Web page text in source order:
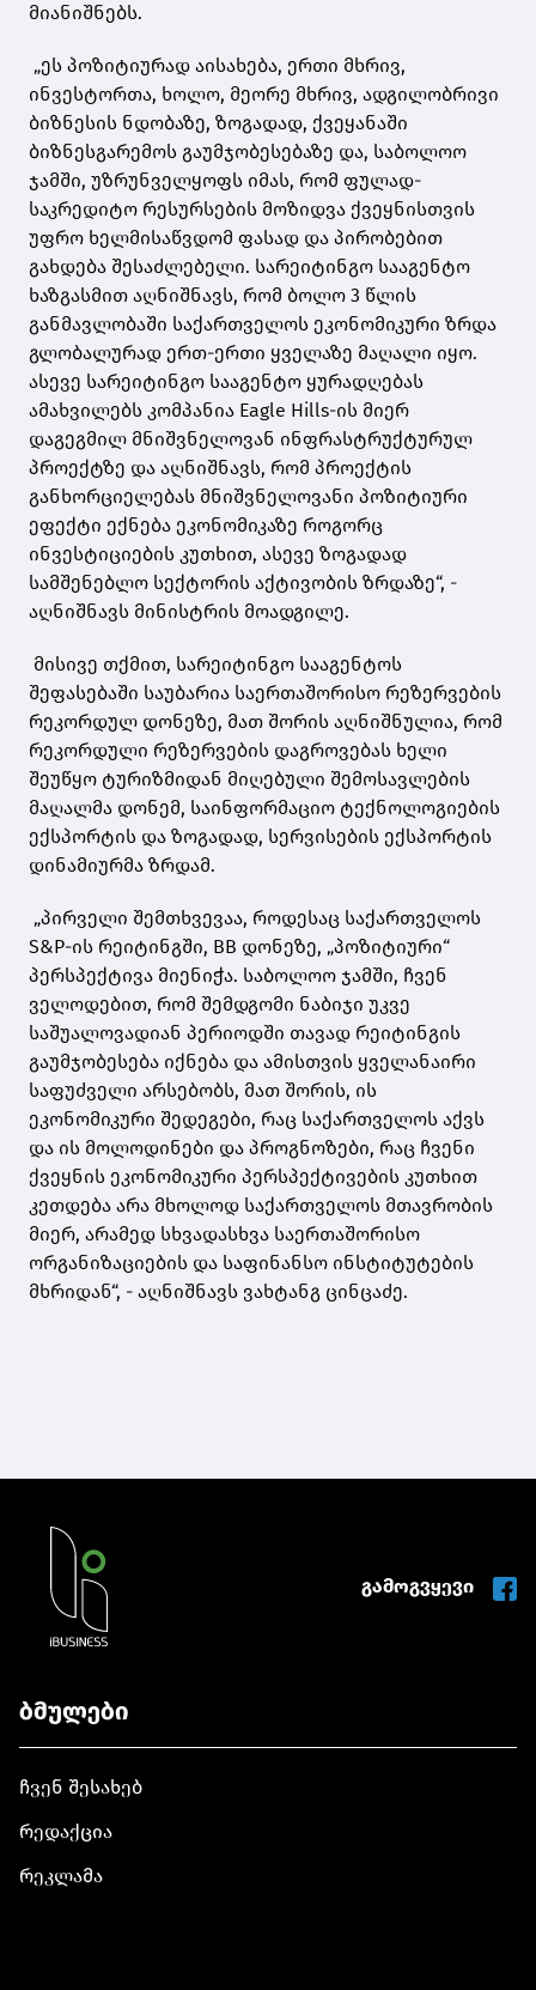
მიანიშნებს.
„ეს პოზიტიურად აისახება, ერთი მხრივ,
ინვესტორთა, ხოლო, მეორე მხრივ, ადგილობრივი
ბიზნესის ნდობაზე, ზოგადად, ქვეყანაში
ბიზნესგარემოს გაუმჯობესებაზე და, საბოლოო
ჯამში, უზრუნველყოფს იმას, რომ ფულად-
საკრედიტო რესურსების მოზიდვა ქვეყნისთვის
უფრო ხელმისაწვდომ ფასად და პირობებით
გახდება შესაძლებელი. სარეიტინგო სააგენტო
ხაზგასმით აღნიშნავს, რომ ბოლო 3 წლის
განმავლობაში საქართველოს ეკონომიკური ზრდა
გლობალურად ერთ-ერთი ყველაზე მაღალი იყო.
ასევე სარეიტინგო სააგენტო ყურადღებას
ამახვილებს კომპანია Eagle Hills-ის მიერ
დაგეგმილ მნიშვნელოვან ინფრასტრუქტურულ
პროექტზე და აღნიშნავს, რომ პროექტის
განხორციელებას მნიშვნელოვანი პოზიტიური
ეფექტი ექნება ეკონომიკაზე როგორც
ინვესტიციების კუთხით, ასევე ზოგადად
სამშენებლო სექტორის აქტივობის ზრდაზე“, -
აღნიშნავს მინისტრის მოადგილე.
მისივე თქმით, სარეიტინგო სააგენტოს
შეფასებაში საუბარია საერთაშორისო რეზერვების
რეკორდულ დონეზე, მათ შორის აღნიშნულია, რომ
რეკორდული რეზერვების დაგროვებას ხელი
შეუწყო ტურიზმიდან მიღებული შემოსავლების
მაღალმა დონემ, საინფორმაციო ტექნოლოგიების
ექსპორტის და ზოგადად, სერვისების ექსპორტის
დინამიურმა ზრდამ.
„პირველი შემთხვევაა, როდესაც საქართველოს
S&P-ის რეიტინგში, BB დონეზე, „პოზიტიური“
პერსპექტივა მიენიჭა. საბოლოო ჯამში, ჩვენ
ველოდებით, რომ შემდგომი ნაბიჯი უკვე
საშუალოვადიან პერიოდში თავად რეიტინგის
გაუმჯობესება იქნება და ამისთვის ყველანაირი
საფუძველი არსებობს, მათ შორის, ის
ეკონომიკური შედეგები, რაც საქართველოს აქვს
და ის მოლოდინები და პროგნოზები, რაც ჩვენი
ქვეყნის ეკონომიკური პერსპექტივების კუთხით
კეთდება არა მხოლოდ საქართველოს მთავრობის
მიერ, არამედ სხვადასხვა საერთაშორისო
ორგანიზაციების და საფინანსო ინსტიტუტების
მხრიდან“, - აღნიშნავს ვახტანგ ცინცაძე.
გამოგვყევი
ბმულები
ჩვენ შესახებ
რედაქცია
რეკლამა